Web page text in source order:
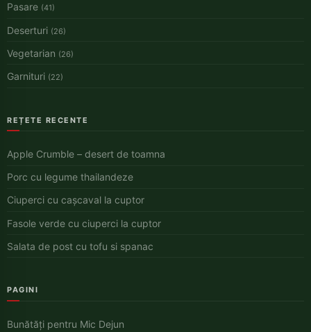
Pasare (41)
Deserturi (26)
Vegetarian (26)
Garnituri (22)
REȚETE RECENTE
Apple Crumble – desert de toamna
Porc cu legume thailandeze
Ciuperci cu cașcaval la cuptor
Fasole verde cu ciuperci la cuptor
Salata de post cu tofu si spanac
PAGINI
Bunătăți pentru Mic Dejun